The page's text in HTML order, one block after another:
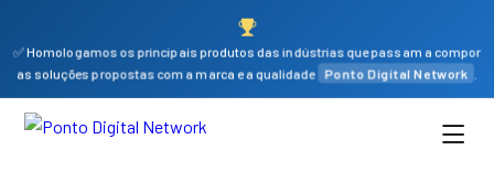
✅ Homologamos os principais produtos das indústrias que passam a compor
as soluções propostas com a marca e a qualidade Ponto Digital Network